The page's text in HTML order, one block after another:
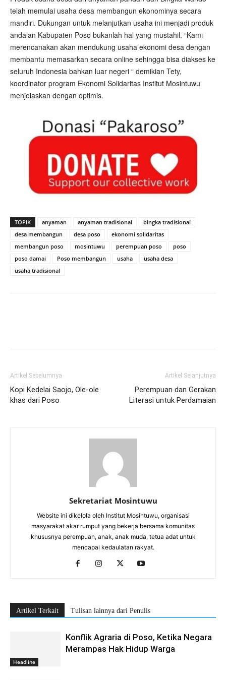
telah memulai usaha desa membangun ekonominya secara
mandiri. Dukungan untuk melanjutkan usaha ini menjadi produk
andalan Kabupaten Poso bukanlah hal yang mustahil. “Kami
merencanakan akan mendukung usaha ekonomi desa dengan
membantu memasarkan secara online sehingga bisa diakses ke
seluruh Indonesia bahkan luar negeri “ demikian Tety,
koordinator program Ekonomi Solidaritas Institut Mosintuwu
menjelaskan dengan optimis.
TOPIK anyaman anyaman tradisional
bingka tradisional
desa membangun
desa poso
ekonomi solidaritas
membangun poso
mosintuwu perempuan poso
poso
poso damai
Poso membangun usaha
usaha desa
usaha tradisional
Artikel Sebelumnya
Kopi Kedelai Saojo, Ole-ole
khas dari Poso
Artikel Selanjutnya
Perempuan dan Gerakan
Literasi untuk Perdamaian
Sekretariat Mosintuwu
Website ini dikelola oleh Institut Mosintuwu, organisasi
masyarakat akar rumput yang bekerja bersama komunitas
khususnya perempuan, anak, anak muda, tetua adat untuk
mencapai kedaulatan rakyat.
Artikel Terkait Tulisan lainnya dari Penulis
Headline
Konflik Agraria di Poso, Ketika Negara
Merampas Hak Hidup Warga